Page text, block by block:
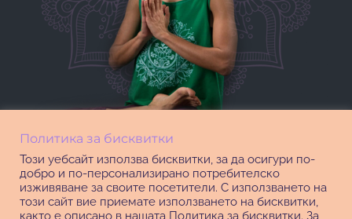
Политика за бисквитки
Този уебсайт използва бисквитки, за да осигури по-
добро и по-персонализирано потребителско
изживяване за своите посетители. С използването на
този сайт вие приемате използването на бисквитки,
както е описано в нашата Политика за бисквитки. За